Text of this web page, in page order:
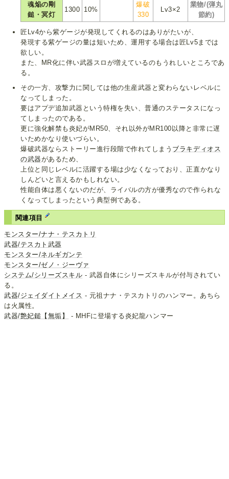
魂焔の剛
鎚・冥灯
1300 10%
爆破
330
Lv3×2
業物/(弾丸
節約)
匠Lv4から紫ゲージが発現してくれるのはありがたいが、
発現する紫ゲージの量は短いため、運用する場合は匠Lv5までは
欲しい。
また、MR化に伴い武器スロが増えているのもうれしいところであ
る。
その一方、攻撃力に関しては他の生産武器と変わらないレベルに
なってしまった。
要はアプデ追加武器という特権を失い、普通のステータスになっ
てしまったのである。
更に強化解禁も炎妃がMR50、それ以外がMR100以降と非常に遅
いためかなり使いづらい。
爆破武器ならストーリー進行段階で作れてしまう ブラキディオス
の武器があるため、
上位と同じレベルに活躍する場は少なくなっており、正直かなり
しんどいと言えるかもしれない。
性能自体は悪くないのだが、ライバルの方が優秀なので作られな
くなってしまったという典型例である。
関連項目
モンスター/ナナ・テスカトリ
武器/テスカト武器
モンスター/ネルギガンテ
モンスター/ゼノ・ジーヴァ
システム/シリーズスキル - 武器自体にシリーズスキルが付与されてい
る。
武器/ジェイダイトメイス - 元祖ナナ・テスカトリのハンマー。あちら
は火属性。
武器/艶妃鎚【無垢】
- MHFに登場する炎妃龍ハンマー